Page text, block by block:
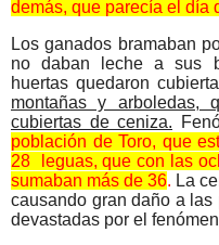
demás, que parecía el día
Los ganados bramaban
no daban
leche a sus
huertas quedaron
montañas y arboledas,
cubiertas de ceniza.
población de Toro, que
28 leguas, que con las
sumaban más de 36. La
causando gran daño a
devastadas por el